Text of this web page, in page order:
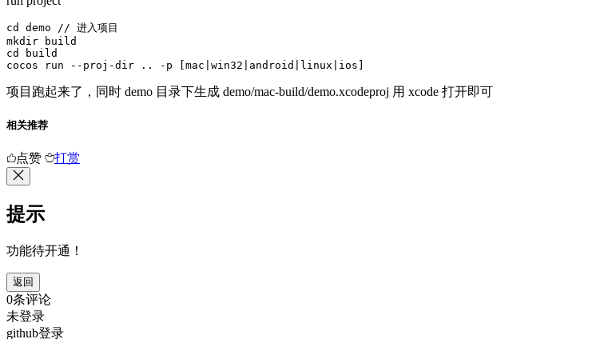
cd demo // 进入项目
mkdir build
cd build
cocos run --proj-dir .. -p [mac|win32|android|linux|ios]
项目跑起来了，同时 demo 目录下生成 demo/mac-build/demo.xcodeproj 用 xcode 打开即可
相关推荐
点赞 打赏
提示
功能待开通！
返回
0条评论
未登录
github登录